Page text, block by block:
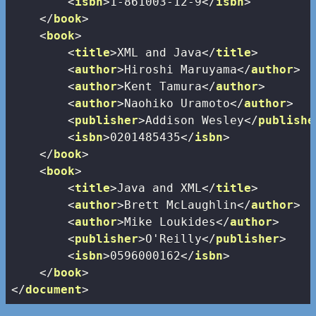
</book>
<book>
<title>XML and Java</title>
<author>Hiroshi Maruyama</author>
<author>Kent Tamura</author>
<author>Naohiko Uramoto</author>
<publisher>Addison Wesley</
<isbn>0201485435</isbn>
</book>
<book>
<title>Java and XML</title>
<author>Brett McLaughlin</author>
<author>Mike Loukides</author>
<publisher>O'Reilly</publisher>
<isbn>0596000162</isbn>
</book>
</document>